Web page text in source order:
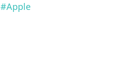
#Apple